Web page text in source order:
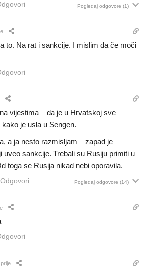
Pogledaj odgovore (1)
to. Na rat i sankcije. I mislim da če moči
vijestima – da je u Hrvatskoj sve
kako je usla u Sengen.
a ja nesto razmisljam – zapad je
uveo sankcije. Trebali su Rusiju primiti u
toga se Rusija nikad nebi oporavila.
Odgovori Pogledaj odgovore (14)